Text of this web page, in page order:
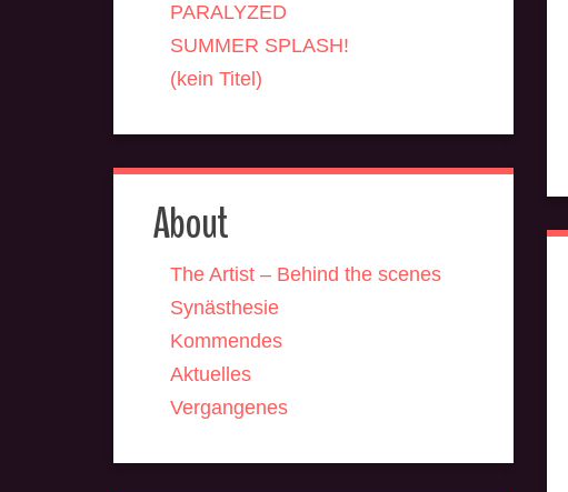
PARALYZED
SUMMER SPLASH!
(kein Titel)
About
The Artist – Behind the scenes
Synästhesie
Kommendes
Aktuelles
Vergangenes